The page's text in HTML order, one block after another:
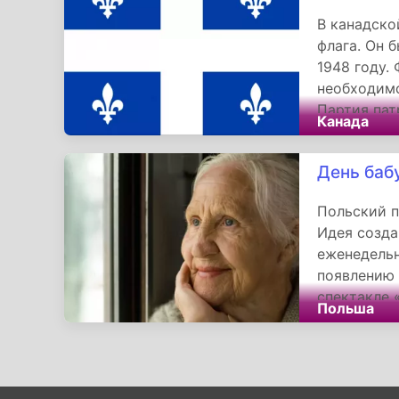
В
флага. Он
1948 году.
Партия
некоторые
бело-
Канада
День
Польский
Идея
спектакле
Польша